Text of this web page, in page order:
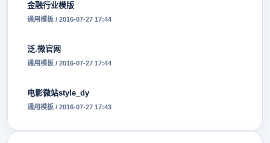
金融行业模版
通用模板 / 2016-07-27 17:44
泛.微官网
通用模板 / 2016-07-27 17:44
电影微站style_dy
通用模板 / 2016-07-27 17:43